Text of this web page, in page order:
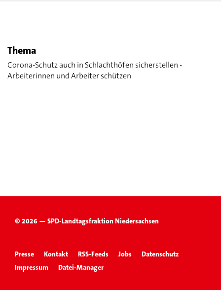
Thema
Corona-Schutz auch in Schlachthöfen sicherstellen -
Arbeiterinnen und Arbeiter schützen
© 2026 — SPD-Landtagsfraktion Niedersachsen
Presse Kontakt RSS-Feeds Jobs
Datenschutz
Impressum
Datei-Manager